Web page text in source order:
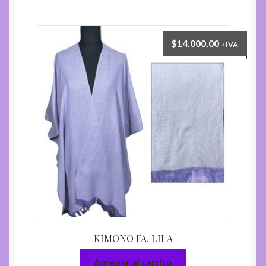
opciones
se
pueden
producto
KIMONO FA. LILA
$14.000,00 +IVA
Agregar al carrito